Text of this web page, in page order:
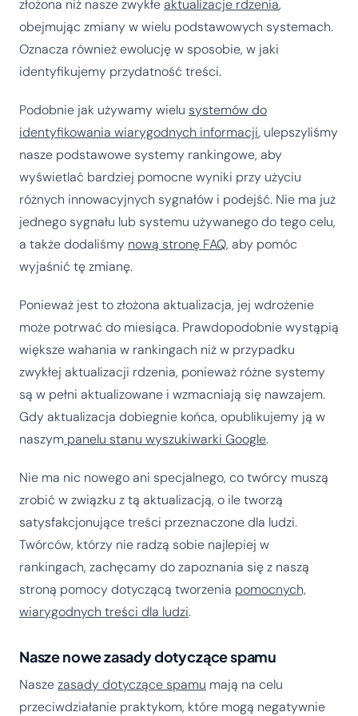
złożona niż nasze zwykłeaktualizacje rdzenia,
obejmując zmiany w wielu podstawowych systemach.
Oznacza również ewolucję w sposobie, w jaki
identyfikujemy przydatność treści.
Podobnie jak używamy wielu systemów do
identyfikowania wiarygodnych informacji, ulepszyliśmy
nasze podstawowe systemy rankingowe, aby
wyświetlać bardziej pomocne wyniki przy użyciu
różnych innowacyjnych sygnałów i podejść. Nie ma już
jednego sygnału lub systemu używanego do tego celu,
a także dodaliśmy nową stronę FAQ, aby pomóc
wyjaśnić tę zmianę.
Ponieważ jest to złożona aktualizacja, jej wdrożenie
może potrwać do miesiąca. Prawdopodobnie wystąpią
większe wahania w rankingach niż w przypadku
zwykłej aktualizacji rdzenia, ponieważ różne systemy
są w pełni aktualizowane i wzmacniają się nawzajem.
Gdy aktualizacja dobiegnie końca, opublikujemy ją w
naszym panelu stanu wyszukiwarki Google.
Nie ma nic nowego ani specjalnego, co twórcy muszą
zrobić w związku z tą aktualizacją, o ile tworzą
satysfakcjonujące treści przeznaczone dla ludzi.
Twórców, którzy nie radzą sobie najlepiej w
rankingach, zachęcamy do zapoznania się z naszą
stroną pomocy dotyczącą tworzenia pomocnych,
wiarygodnych treści dla ludzi.
Nasze nowe zasady dotyczące spamu
Naszezasady dotyczące spamu mają na celu
przeciwdziałanie praktykom, które mogą negatywnie